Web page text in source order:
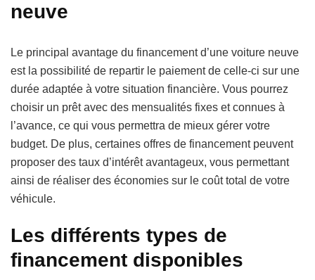
neuve
Le principal avantage du financement d’une voiture neuve
est la possibilité de repartir le paiement de celle-ci sur une
durée adaptée à votre situation financière. Vous pourrez
choisir un prêt avec des mensualités fixes et connues à
l’avance, ce qui vous permettra de mieux gérer votre
budget. De plus, certaines offres de financement peuvent
proposer des taux d’intérêt avantageux, vous permettant
ainsi de réaliser des économies sur le coût total de votre
véhicule.
Les différents types de
financement disponibles